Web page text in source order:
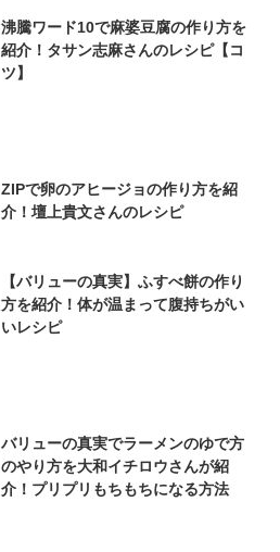
沸騰ワード10で麻婆豆腐の作り方を
紹介！タサン志麻さんのレシピ【コ
ツ】
ZIPで卵のアヒージョの作り方を紹
介！壇上貴文さんのレシピ
【バリューの真実】ふすべ餅の作り
方を紹介！体が温まって腹持ちがい
いレシピ
バリューの真実でラーメンのゆで方
のやり方を大和イチロウさんが紹
介！プリプリもちもちになる方法